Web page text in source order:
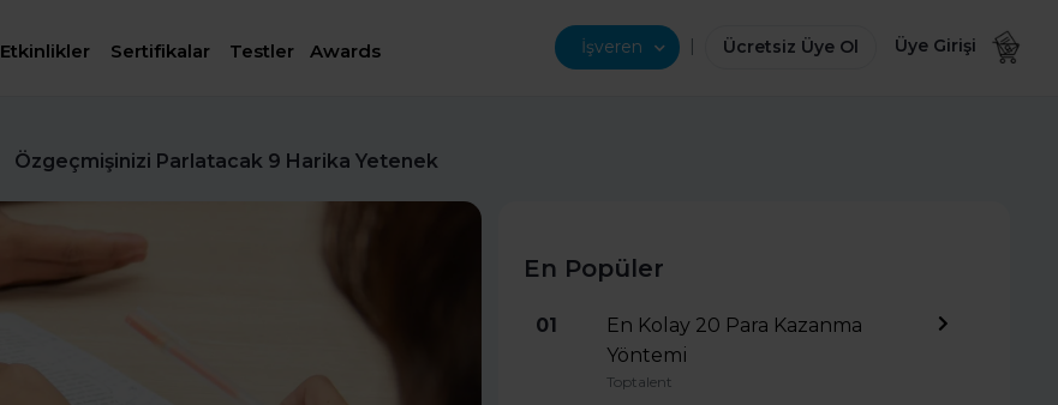
Etkinlikler Sertifikalar Testler Awards İşveren | Ücretsiz Üye Ol Üye Girişi
Özgeçmişinizi Parlatacak 9 Harika Yetenek
En Popüler
01
En Kolay 20 Para Kazanma
Yöntemi
Toptalent